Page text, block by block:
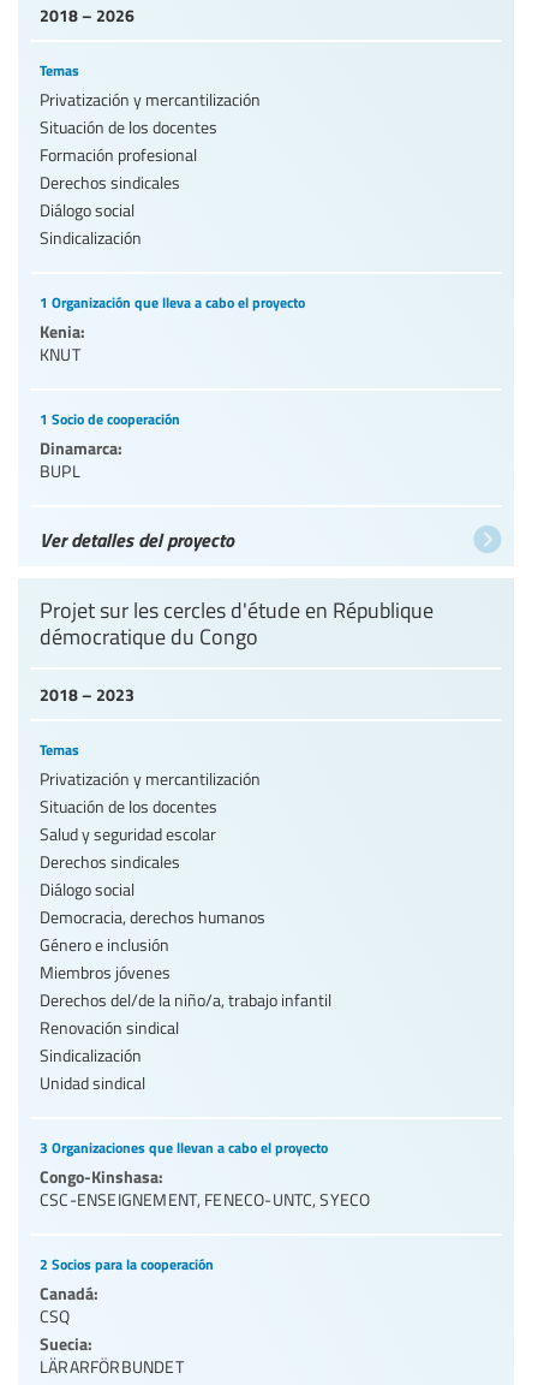
2018 – 2026
Temas
Privatización y mercantilización
Situación de los docentes
Formación profesional
Derechos sindicales
Diálogo social
Sindicalización
1 Organización que lleva a cabo el proyecto
Kenia:
KNUT
1 Socio de cooperación
Dinamarca:
BUPL
Ver detalles del proyecto
2018 – 2023
Projet sur les cercles d'étude en République
démocratique du Congo
Temas
Privatización y mercantilización
Situación de los docentes
Salud y seguridad escolar
Derechos sindicales
Diálogo social
Democracia, derechos humanos
Género e inclusión
Miembros jóvenes
Derechos del/de la niño/a, trabajo infantil
Renovación sindical
Sindicalización
Unidad sindical
3 Organizaciones que llevan a cabo el proyecto
Congo-Kinshasa:
CSC-ENSEIGNEMENT, FENECO-UNTC,SYECO
2 Socios para la cooperación
Canadá:
CSQ
Suecia:
LÄRARFÖRBUNDET